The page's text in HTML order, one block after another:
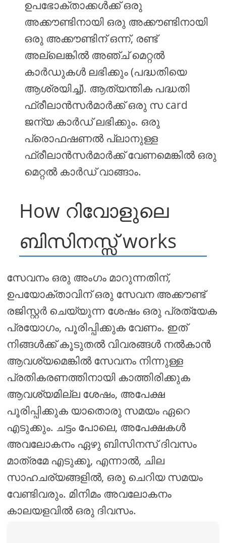
ഉപഭോക്താക്കൾക്ക് ഒരു
അക്കൗണ്ടിനായി ഒരു അക്കൗണ്ടിനായി
ഒരു അക്കൗണ്ടിന് ഒന്ന്, രണ്ട്
അല്ലെങ്കിൽ അഞ്ച് മെറ്റൽ
കാർഡുകൾ ലഭിക്കും (പദ്ധതിയെ
ആശ്രയിച്ച്). ആത്യന്തിക പദ്ധതി
ഫ്രീലാൻസർമാർക്ക് ഒരു സ card
ജന്യ കാർഡ് ലഭിക്കും. ഒരു
പ്രൊഫഷണൽ പ്ലാനുള്ള
ഫ്രീലാൻസർമാർക്ക് വേണമെങ്കിൽ ഒരു
മെറ്റൽ കാർഡ് വാങ്ങാം.
How റിവോളുലെ
ബിസിനസ്സ് works
സേവനം ഒരു അംഗം മാറുന്നതിന്,
ഉപയോക്താവിന് ഒരു സേവന അക്കൗണ്ട്
രജിസ്റ്റർ ചെയ്യുന്ന ശേഷം ഒരു പ്രത്യേക
പ്രയോഗം, പൂരിപ്പിക്കുക വേണം. ഇത്
നിങ്ങൾക്ക് കൂടുതൽ വിവരങ്ങൾ നൽകാൻ
ആവശ്യമെങ്കിൽ സേവനം നിന്നുള്ള
പ്രതികരണത്തിനായി കാത്തിരിക്കുക
ആവശ്യമില്ല ശേഷം, അപേക്ഷ
പൂരിപ്പിക്കുക യാതൊരു സമയം ഏറെ
എടുക്കും. ചട്ടം പോലെ, അപേക്ഷകൾ
അവലോകനം ഏഴു ബിസിനസ് ദിവസം
മാത്രമേ എടുക്കൂ, എന്നാൽ, ചില
സാഹചര്യങ്ങളിൽ, ഒരു ചെറിയ സമയം
വേണ്ടിവരും. മിനിമം അവലോകനം
കാലയളവിൽ ഒരു ദിവസം.